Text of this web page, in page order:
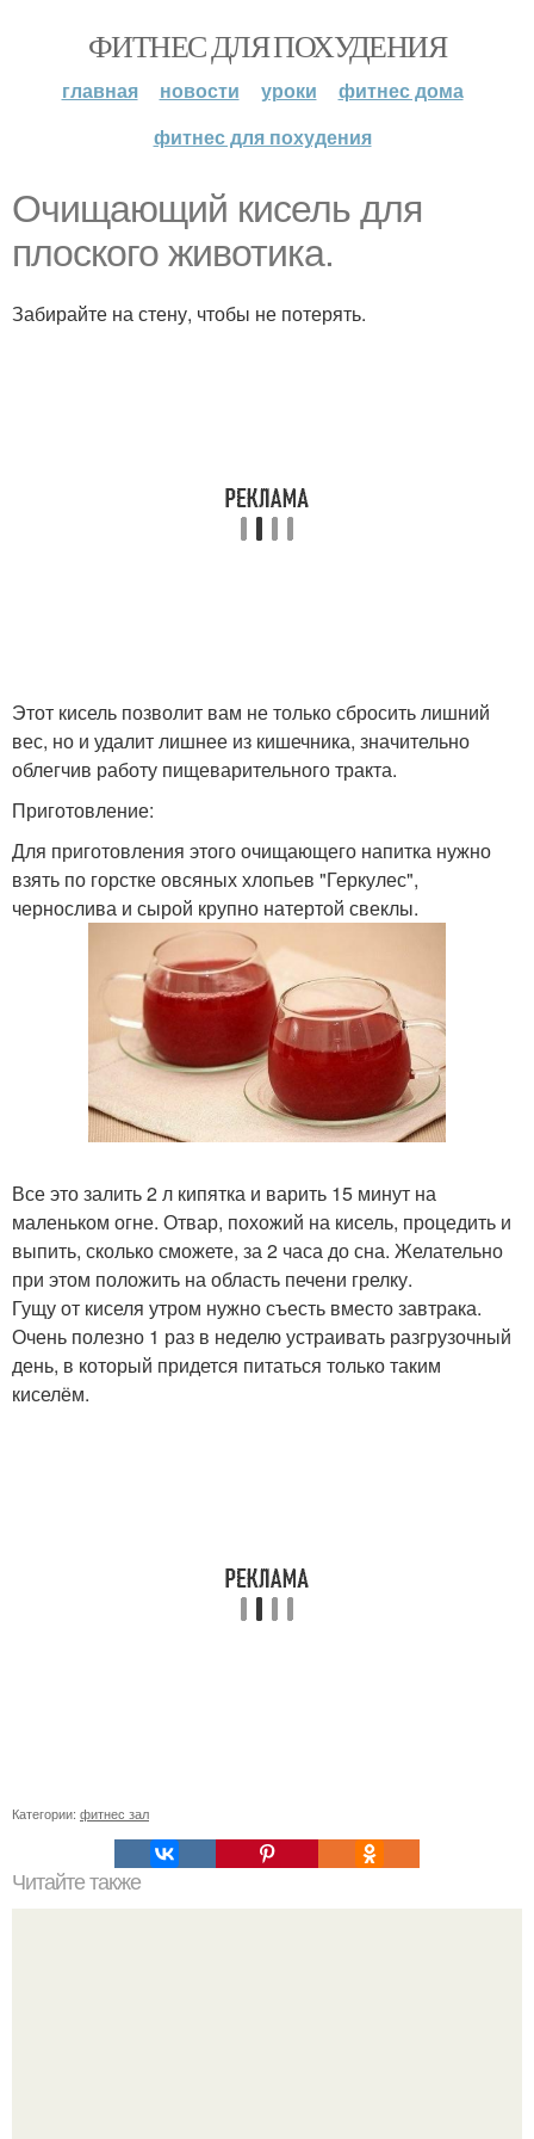
ФИТНЕС ДЛЯ ПОХУДЕНИЯ
главная новости уроки
фитнес дома
фитнес для похудения
Очищающий кисель для
плоского животика.
Забирайте на стену, чтобы не потерять.
Этот кисель позволит вам не только сбросить лишний
вес, но и удалит лишнее из кишечника, значительно
облегчив работу пищеварительного тракта.
Приготовление:
Для приготовления этого очищающего напитка нужно
взять по горстке овсяных хлопьев "Геркулес",
чернослива и сырой крупно натертой свеклы.
Все это залить 2 л кипятка и варить 15 минут на
маленьком огне. Отвар, похожий на кисель, процедить и
выпить, сколько сможете, за 2 часа до сна. Желательно
при этом положить на область печени грелку.
Гущу от киселя утром нужно съесть вместо завтрака.
Очень полезно 1 раз в неделю устраивать разгрузочный
день, в который придется питаться только таким
киселём.
Категории: фитнес зал
Читайте также